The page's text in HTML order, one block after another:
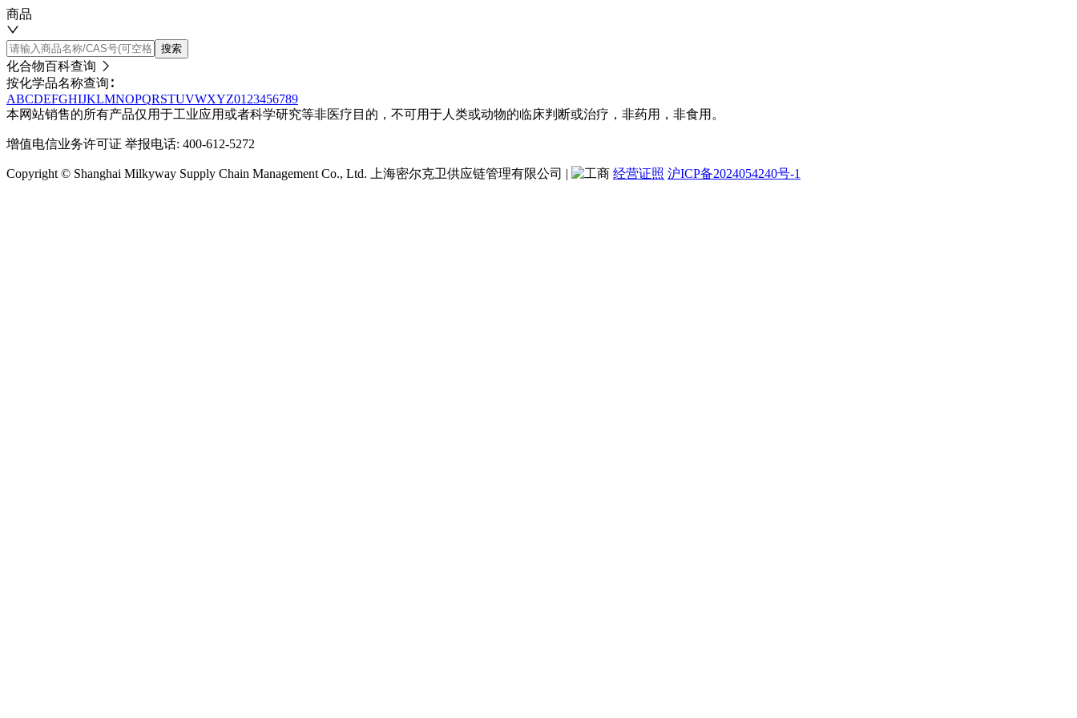
商品
搜索
化合物百科查询
按化学品名称查询∶
ABCDEFGHIJKLMNOPQRSTUVWXYZ01 23456789
本网站销售的所有产品仅用于工业应用或者科学研究等非医疗目的，不可用于人类或动物的临床判断或治疗，非药用，非食用。
增值电信业务许可证 举报电话: 400-612-5272
Copyright © Shanghai Milkyway Supply Chain Management Co., Ltd. 上海密尔克卫供应链管理有限公司 | 经营证照 沪ICP备2024054240号-1